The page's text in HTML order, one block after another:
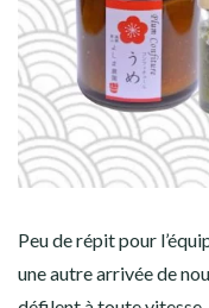
Peu de répit pour
une autre arrivée de